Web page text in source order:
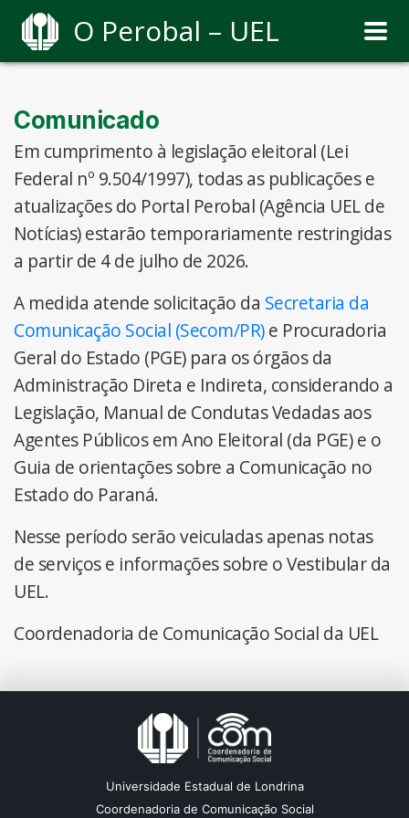
O Perobal – UEL
Comunicado
Em cumprimento à legislação eleitoral (Lei
Federal nº 9.504/1997), todas as publicações e
atualizações do Portal Perobal (Agência UEL de
Notícias) estarão temporariamente restringidas
a partir de 4 de julho de 2026.
A medida atende solicitação da Secretaria da
Comunicação Social (Secom/PR)e Procuradoria
Geral do Estado (PGE) para os órgãos da
Administração Direta e Indireta, considerando a
Legislação, Manual de Condutas Vedadas aos
Agentes Públicos em Ano Eleitoral (da PGE) e o
Guia de orientações sobre a Comunicação no
Estado do Paraná.
Nesse período serão veiculadas apenas notas
de serviços e informações sobre o Vestibular da
UEL.
Coordenadoria de Comunicação Social da UEL
Universidade Estadual de Londrina
Coordenadoria de Comunicação Social